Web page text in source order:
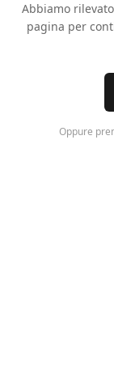
Abbiamo
pagina per
Oppure